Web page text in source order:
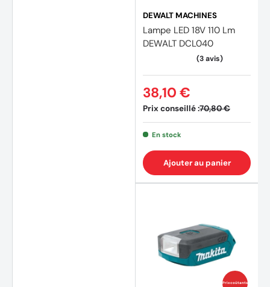
DEWALT MACHINES
Lampe LED 18V 110 Lm
DEWALT DCL040
Prix conseillé :70,80 €
38,10 €
En stock
Ajouter au panier
Prix coûtants